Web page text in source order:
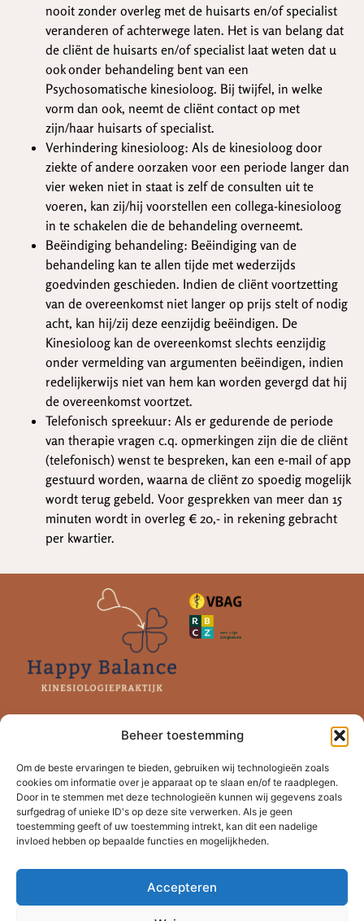
Beheer toestemming
Om de beste ervaringen te bieden, gebruiken wij technologieën zoals
cookies om informatie over je apparaat op te slaan en/of te raadplegen.
Door in te stemmen met deze technologieën kunnen wij gegevens zoals
surfgedrag of unieke ID's op deze site verwerken. Als je geen
toestemming geeft of uw toestemming intrekt, kan dit een nadelige
invloed hebben op bepaalde functies en mogelijkheden.
Accepteren
nooit zonder overleg met de huisarts en/of specialist
veranderen of achterwege laten. Het is van belang dat
de cliënt de huisarts en/of specialist laat weten dat u
ook onder behandeling bent van een
Psychosomatische kinesioloog. Bij twijfel, in welke
vorm dan ook, neemt de cliënt contact op met
zijn/haar huisarts of specialist.
Verhindering kinesioloog: Als de kinesioloog door
ziekte of andere oorzaken voor een periode langer dan
vier weken niet in staat is zelf de consulten uit te
voeren, kan zij/hij voorstellen een collega-kinesioloog
in te schakelen die de behandeling overneemt.
Beëindiging behandeling: Beëindiging van de
behandeling kan te allen tijde met wederzijds
goedvinden geschieden. Indien de cliënt voortzetting
van de overeenkomst niet langer op prijs stelt of nodig
acht, kan hij/zij deze eenzijdig beëindigen. De
Kinesioloog kan de overeenkomst slechts eenzijdig
onder vermelding van argumenten beëindigen, indien
redelijkerwijs niet van hem kan worden gevergd dat hij
de overeenkomst voortzet.
Telefonisch spreekuur: Als er gedurende de periode
van therapie vragen c.q. opmerkingen zijn die de cliënt
(telefonisch) wenst te bespreken, kan een e-mail of app
gestuurd worden, waarna de cliënt zo spoedig mogelijk
wordt terug gebeld. Voor gesprekken van meer dan 15
minuten wordt in overleg € 20,- in rekening gebracht
per kwartier.
Contact
06-1380 1170
KvK 96481315
Kolderveense Bovenboer 64